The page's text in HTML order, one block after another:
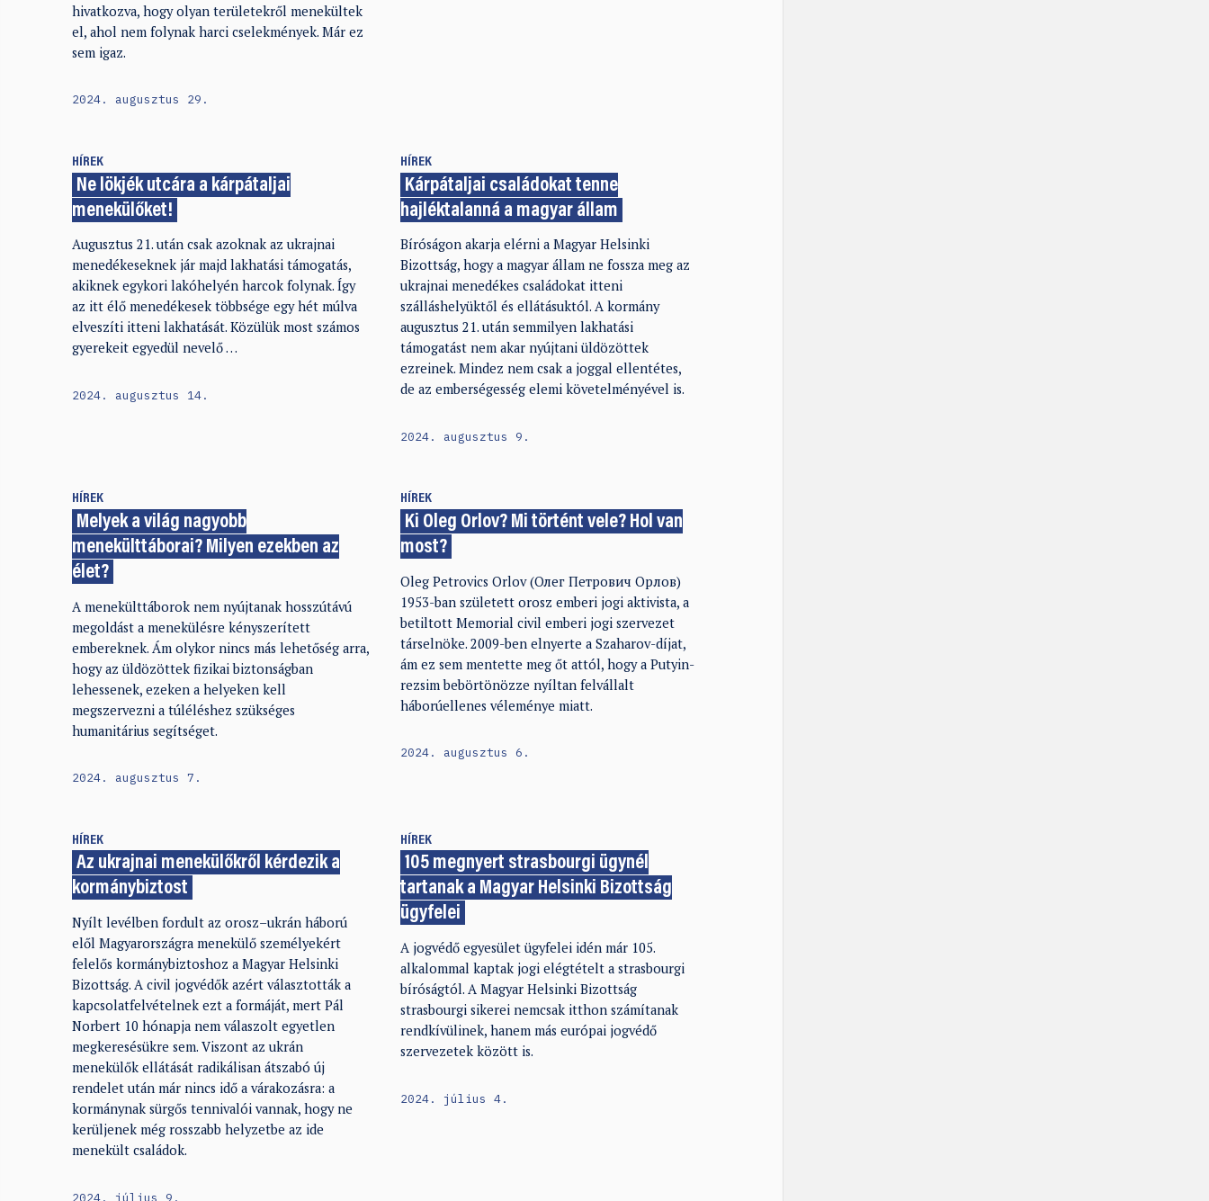
hivatkozva, hogy olyan területekről menekültek
el, ahol nem folynak harci cselekmények. Már ez
sem igaz.
2024. augusztus 29.
HÍREK
Ne lökjék utcára a kárpátaljai
menekülőket!
Augusztus 21. után csak azoknak az ukrajnai
menedékeseknek jár majd lakhatási támogatás,
akiknek egykori lakóhelyén harcok folynak. Így
az itt élő menedékesek többsége egy hét múlva
elveszíti itteni lakhatását. Közülük most számos
gyerekeit egyedül nevelő …
2024. augusztus 14.
HÍREK
Kárpátaljai családokat tenne
hajléktalanná a magyar állam
Bíróságon akarja elérni a Magyar Helsinki
Bizottság, hogy a magyar állam ne fossza meg az
ukrajnai menedékes családokat itteni
szálláshelyüktől és ellátásuktól. A kormány
augusztus 21. után semmilyen lakhatási
támogatást nem akar nyújtani üldözöttek
ezreinek. Mindez nem csak a joggal ellentétes,
de az emberségesség elemi követelményével is.
2024. augusztus 9.
HÍREK
Melyek a világ nagyobb
menekülttáborai? Milyen ezekben az
élet?
A menekülttáborok nem nyújtanak hosszútávú
megoldást a menekülésre kényszerített
embereknek. Ám olykor nincs más lehetőség arra,
hogy az üldözöttek fizikai biztonságban
lehessenek, ezeken a helyeken kell
megszervezni a túléléshez szükséges
humanitárius segítséget.
2024. augusztus 7.
HÍREK
Ki Oleg Orlov? Mi történt vele? Hol van
most?
Oleg Petrovics Orlov (Олег Петрович Орлов)
1953-ban született orosz emberi jogi aktivista, a
betiltott Memorial civil emberi jogi szervezet
társelnöke. 2009-ben elnyerte a Szaharov-díjat,
ám ez sem mentette meg őt attól, hogy a Putyin-
rezsim bebörtönözze nyíltan felvállalt
háborúellenes véleménye miatt.
2024. augusztus 6.
HÍREK
Az ukrajnai menekülőkről kérdezik a
kormánybiztost
Nyílt levélben fordult az orosz–ukrán háború
elől Magyarországra menekülő személyekért
felelős kormánybiztoshoz a Magyar Helsinki
Bizottság. A civil jogvédők azért választották a
kapcsolatfelvételnek ezt a formáját, mert Pál
Norbert 10 hónapja nem válaszolt egyetlen
megkeresésükre sem. Viszont az ukrán
menekülők ellátását radikálisan átszabó új
rendelet után már nincs idő a várakozásra: a
kormánynak sürgős tennivalói vannak, hogy ne
kerüljenek még rosszabb helyzetbe az ide
menekült családok.
2024. július 9.
HÍREK
105 megnyert strasbourgi ügynél
tartanak a Magyar Helsinki Bizottság
ügyfelei
A jogvédő egyesület ügyfelei idén már 105.
alkalommal kaptak jogi elégtételt a strasbourgi
bíróságtól. A Magyar Helsinki Bizottság
strasbourgi sikerei nemcsak itthon számítanak
rendkívülinek, hanem más európai jogvédő
szervezetek között is.
2024. július 4.